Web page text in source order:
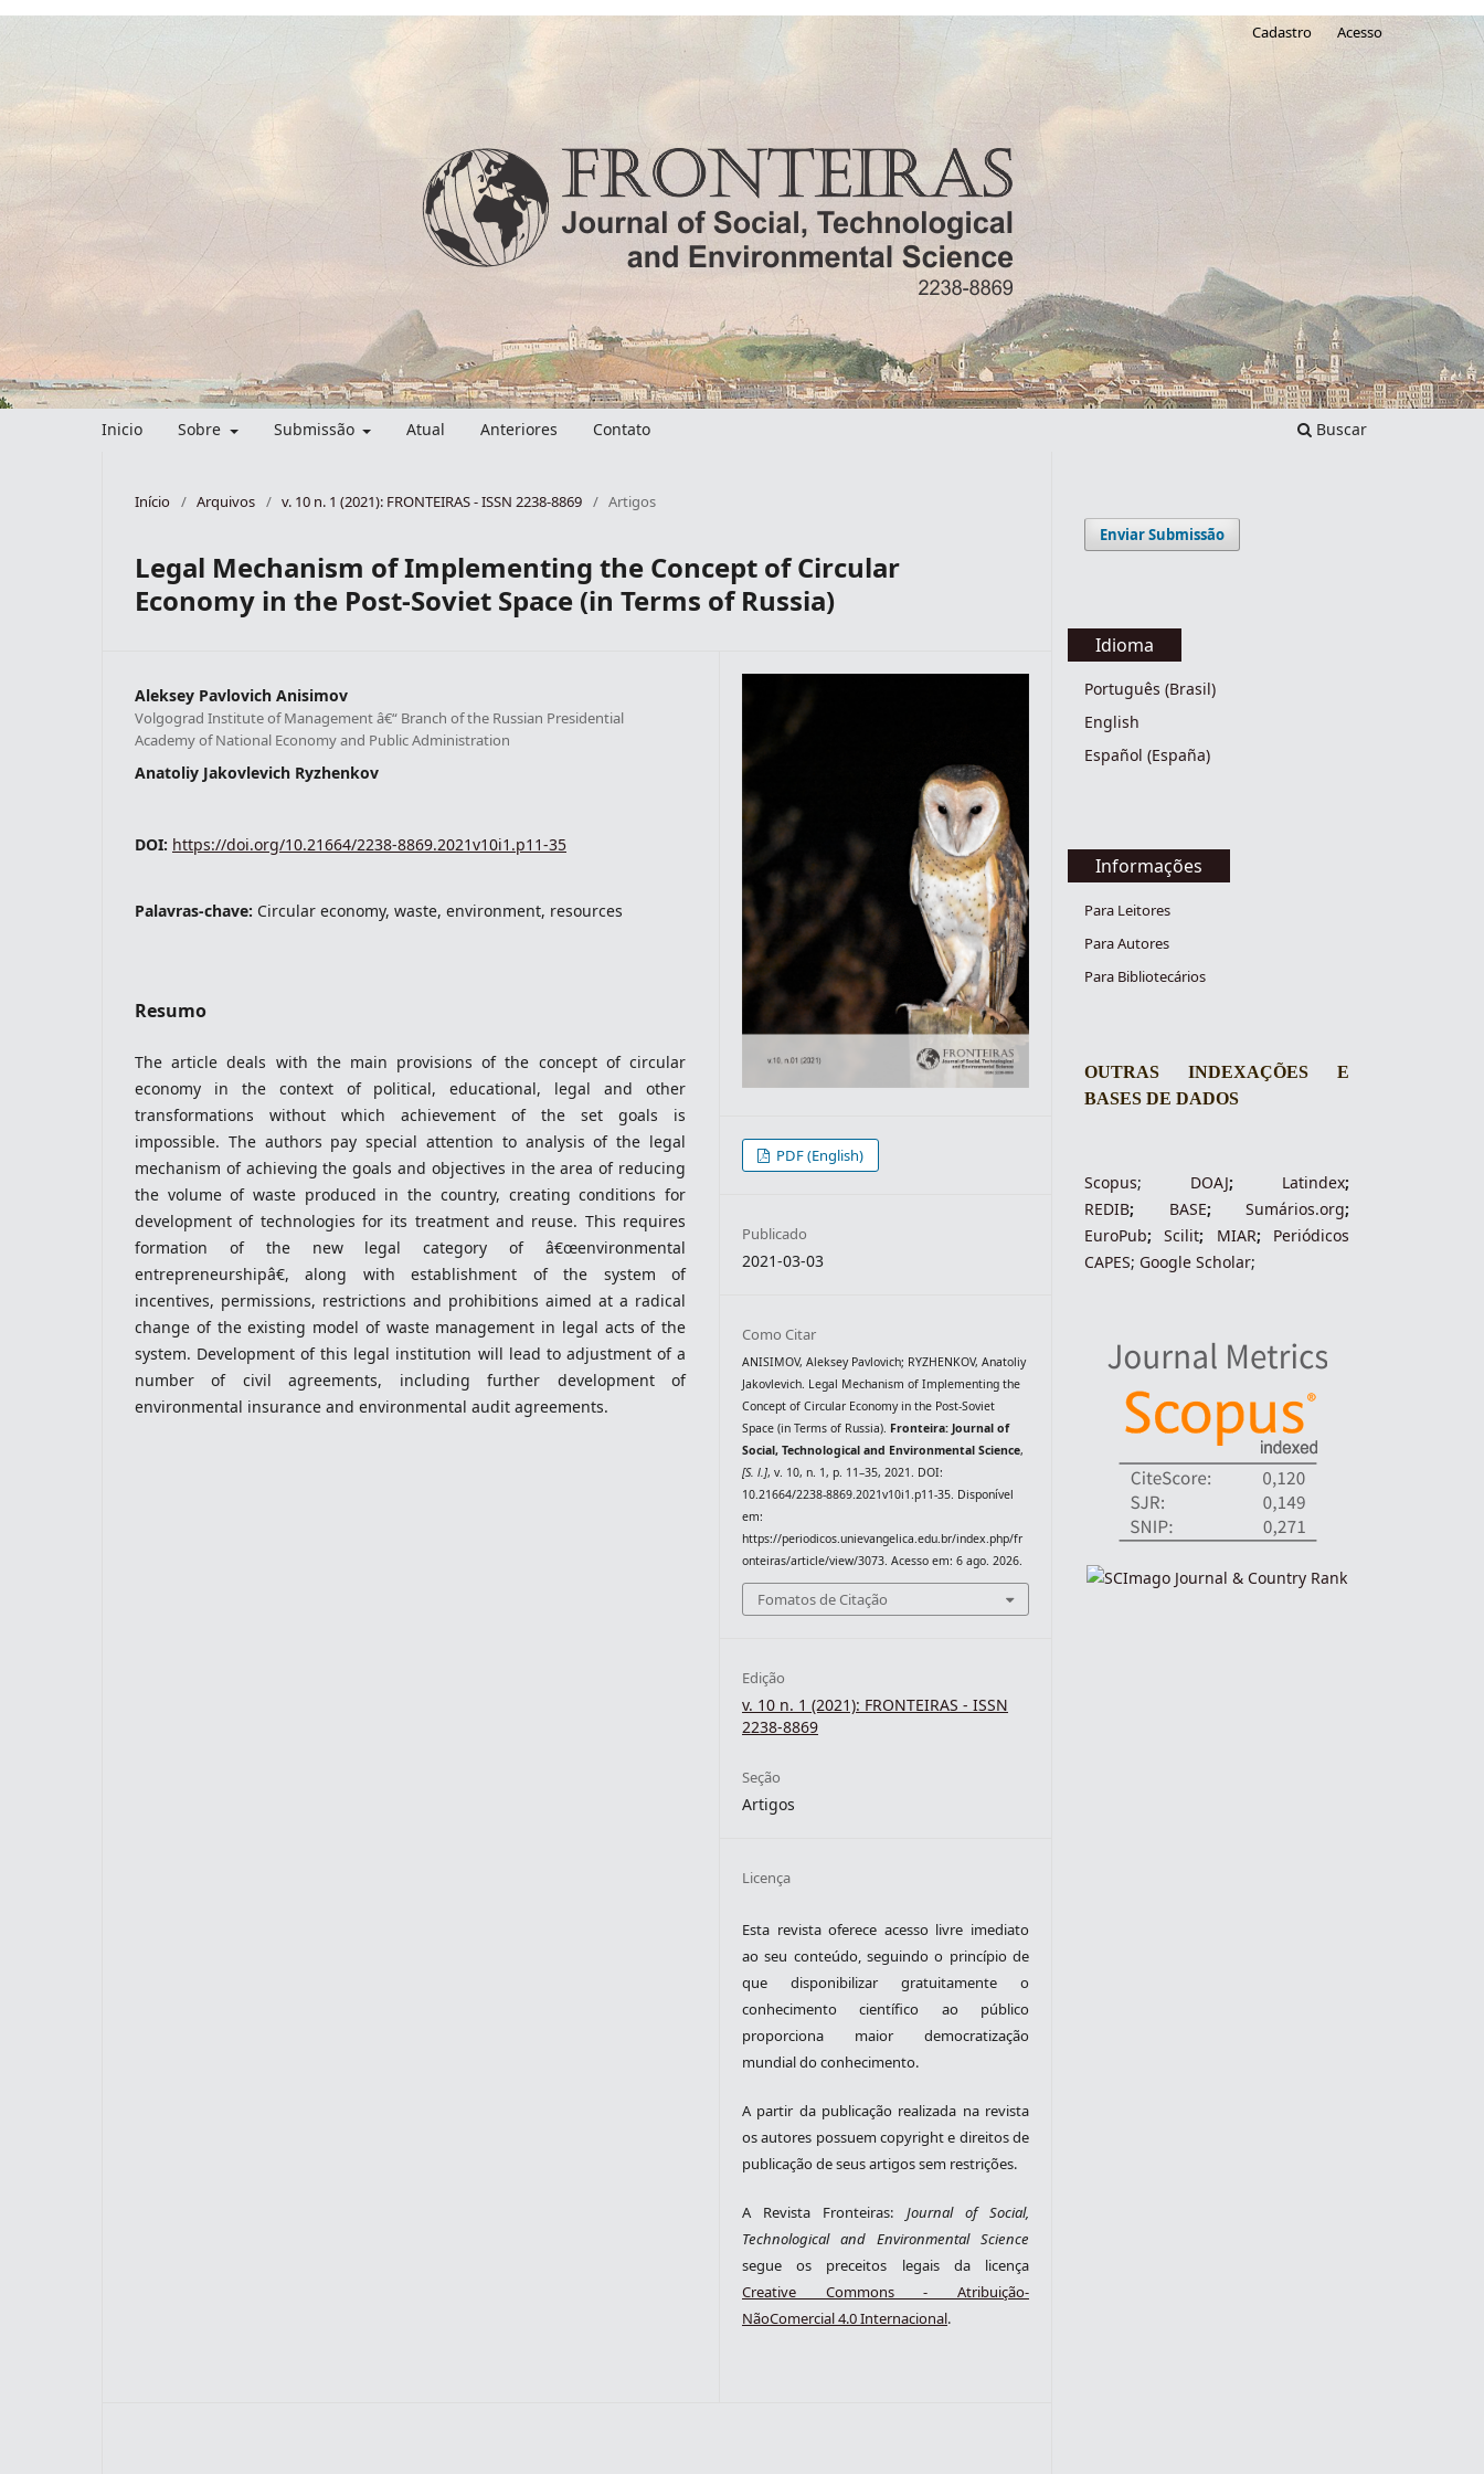
Inicio Sobre Submissão Atual Anteriores Contato Buscar
Cadastro Acesso
Início / Arquivos / v. 10 n. 1 (2021): FRONTEIRAS - ISSN 2238-8869 / Artigos
Legal Mechanism of Implementing the Concept of Circular
Economy in the Post-Soviet Space (in Terms of Russia)
Aleksey Pavlovich Anisimov
Volgograd Institute of Management â€“ Branch of the Russian Presidential
Academy of National Economy and Public Administration
Anatoliy Jakovlevich Ryzhenkov
DOI: https://doi.org/10.21664/2238-8869.2021v10i1.p11-35
Palavras-chave: Circular economy, waste, environment, resources
Resumo
The article deals with the main provisions of the concept of circular
economy in the context of political, educational, legal and other
transformations without which achievement of the set goals is
impossible. The authors pay special attention to analysis of the legal
mechanism of achieving the goals and objectives in the area of reducing
the volume of waste produced in the country, creating conditions for
development of technologies for its treatment and reuse. This requires
formation of the new legal category of â€œenvironmental
entrepreneurshipâ€, along with establishment of the system of
incentives, permissions, restrictions and prohibitions aimed at a radical
change of the existing model of waste management in legal acts of the
system. Development of this legal institution will lead to adjustment of a
number of civil agreements, including further development of
environmental insurance and environmental audit agreements.
PDF (English)
Publicado
2021-03-03
Como Citar
ANISIMOV, Aleksey Pavlovich; RYZHENKOV, Anatoliy
Jakovlevich. Legal Mechanism of Implementing the
Concept of Circular Economy in the Post-Soviet
Space (in Terms of Russia). Fronteira: Journal of
Social, Technological and Environmental Science,
[S. l.], v. 10, n. 1, p. 11–35, 2021. DOI:
10.21664/2238-8869.2021v10i1.p11-35. Disponível
em:
https://periodicos.unievangelica.edu.br/index.php/fr
onteiras/article/view/3073. Acesso em: 6 ago. 2026.
Fomatos de Citação
Edição
v. 10 n. 1 (2021): FRONTEIRAS - ISSN
2238-8869
Seção
Artigos
Licença
Esta revista oferece acesso livre imediato
ao seu conteúdo, seguindo o princípio de
que disponibilizar gratuitamente o
conhecimento científico ao público
proporciona maior democratização
mundial do conhecimento.
A partir da publicação realizada na revista
os autores possuem copyright e direitos de
publicação de seus artigos sem restrições.
A Revista Fronteiras: Journal of Social,
Technological and Environmental Science
segue os preceitos legais da licença
Creative Commons - Atribuição-
NãoComercial 4.0 Internacional.
Enviar Submissão
Idioma
Português (Brasil)
English
Español (España)
Informações
Para Leitores
Para Autores
Para Bibliotecários
indexacoes-fronteiras
OUTRAS INDEXAÇÕES E
BASES DE DADOS
Scopus; DOAJ; Latindex;
REDIB; BASE; Sumários.org;
EuroPub; Scilit; MIAR; Periódicos
CAPES; Google Scholar;
indexadores-fronteiras